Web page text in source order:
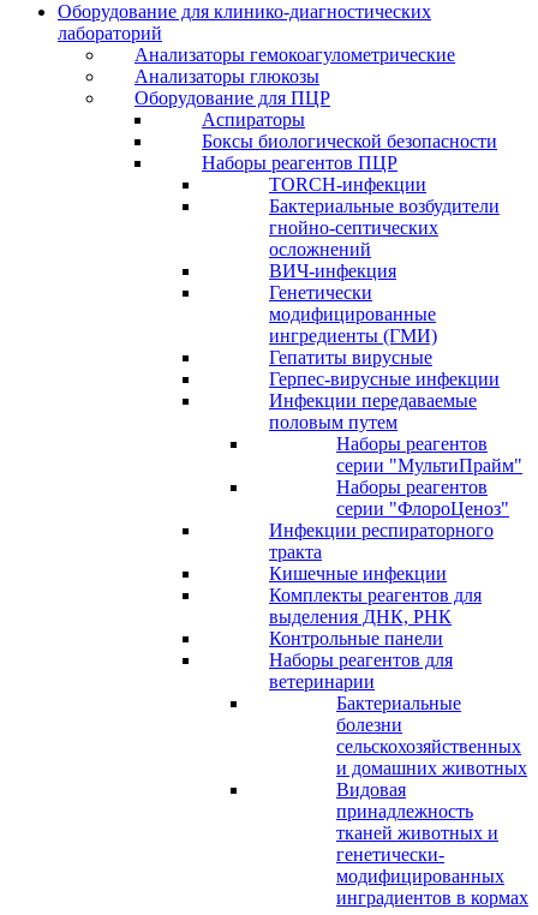
Оборудование для клинико-диагностических
лабораторий
Анализаторы гемокоагулометрические
Анализаторы глюкозы
Оборудование для ПЦР
Аспираторы
Боксы биологической безопасности
Наборы реагентов ПЦР
TORCH-инфекции
Бактериальные возбудители
гнойно-септических
осложнений
ВИЧ-инфекция
Генетически
модифицированные
ингредиенты (ГМИ)
Гепатиты вирусные
Герпес-вирусные инфекции
Инфекции передаваемые
половым путем
Наборы реагентов
серии "МультиПрайм"
Наборы реагентов
серии "ФлороЦеноз"
Инфекции респираторного
тракта
Кишечные инфекции
Комплекты реагентов для
выделения ДНК, РНК
Контрольные панели
Наборы реагентов для
ветеринарии
Бактериальные
болезни
сельскохозяйственных
и домашних животных
Видовая
принадлежность
тканей животных и
генетически-
модифицированных
инградиентов в кормах